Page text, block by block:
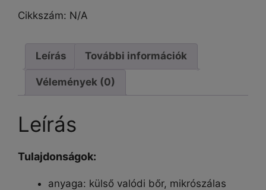
tok
Cikkszám: N/A
Leírás További információk
Vélemények (0)
Leírás
Tulajdonságok:
anyaga: külső valódi bőr, mikrószálas